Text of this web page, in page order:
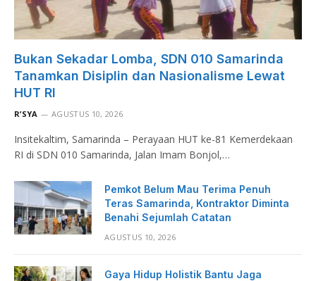
Bukan Sekadar Lomba, SDN 010 Samarinda
Tanamkan Disiplin dan Nasionalisme Lewat
HUT RI
R’SYA AGUSTUS 10, 2026
Insitekaltim, Samarinda – Perayaan HUT ke-81 Kemerdekaan
RI di SDN 010 Samarinda, Jalan Imam Bonjol,…
Pemkot Belum Mau Terima Penuh
Teras Samarinda, Kontraktor Diminta
Benahi Sejumlah Catatan
AGUSTUS 10, 2026
Gaya Hidup Holistik Bantu Jaga